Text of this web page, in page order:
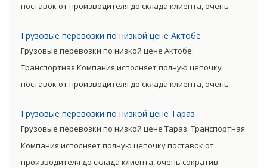
поставок от производителя до склада клиента, очень
позволяют уменьшить транспортные затраты,
существенно снизив уровень итоговой цены товара.
Грузовые перевозки по низкой цене Актобе
Грузовые перевозки по низкой цене Актобе.
Транспортная Компания исполняет полную цепочку
поставок от производителя до склада клиента, очень
позволяют уменьшить транспортные затраты,
существенно снизив уровень итоговой цены товара.
Грузовые перевозки по низкой цене Тараз
Грузовые перевозки по низкой цене Тараз. Транспортная
Компания исполняет полную цепочку поставок от
производителя до склада клиента, очень сократив